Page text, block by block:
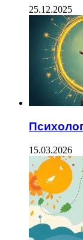
25.12.2025
15.03.2026